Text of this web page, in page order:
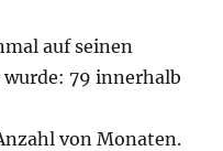
auf seinen
wurde: 79 innerhalb
von Monaten.